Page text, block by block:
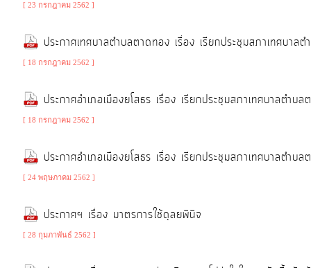
[ 23 กรกฎาคม 2562 ]
ประกาศเทศบาลตำบลตาดทอง เรื่อง เรียกประชุมสภาเทศ
[ 18 กรกฎาคม 2562 ]
ประกาศอำเภอเมืองยโสธร เรื่อง เรียกประชุมสภาเทศบา
[ 18 กรกฎาคม 2562 ]
ประกาศอำเภอเมืองยโสธร เรื่อง เรียกประชุมสภาเทศบา
[ 24 พฤษภาคม 2562 ]
ประกาศฯ เรื่อง มาตรการใช้ดุลยพินิจ
[ 28 กุมภาพันธ์ 2562 ]